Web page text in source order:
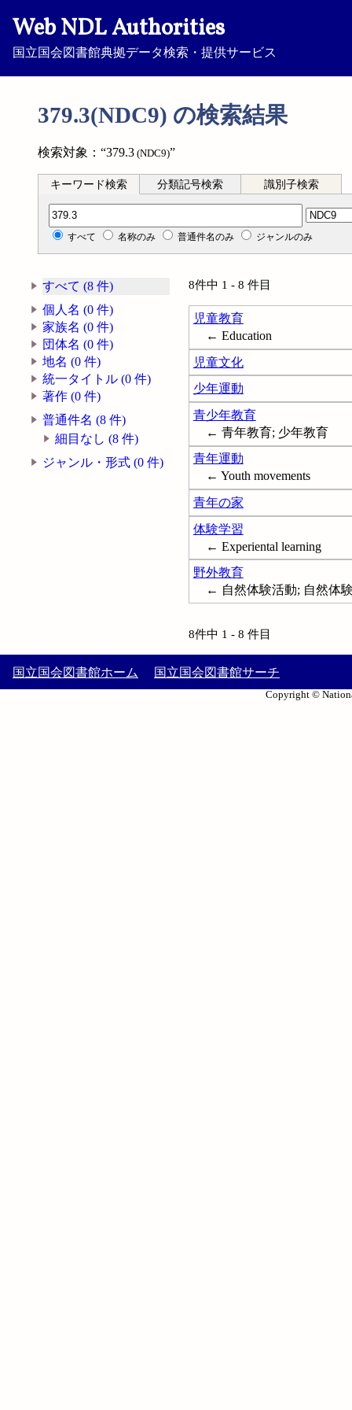
Web NDL Authorities
国立国会図書館典拠データ検索・提供サービス
379.3(NDC9) の検索結果
検索対象：“379.3 (NDC9)”
キーワード検索 分類記号検索 識別子検索
分類記号検索
すべて 名称のみ 普通件名のみ ジャンルのみ
すべて (8 件)
個人名 (0 件)
家族名 (0 件)
団体名 (0 件)
地名 (0 件)
統一タイトル (0 件)
著作 (0 件)
普通件名 (8 件)
細目なし (8 件)
ジャンル・形式 (0 件)
8件中 1 - 8 件目
児童教育
← Education
児童文化
少年運動
青少年教育
← 青年教育; 少年教育
青年運動
← Youth movements
青年の家
体験学習
← Experiental learning
野外教育
← 自然体験活動; 自然体験
8件中 1 - 8 件目
国立国会図書館ホーム 国立国会図書館サーチ
Copyright ©